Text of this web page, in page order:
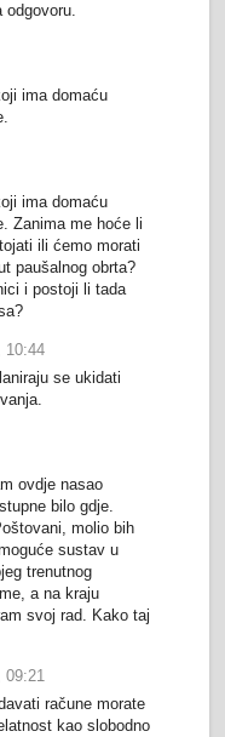
odgovoru.
ima domaću
ima domaću
Zanima me hoće li
ili ćemo morati
paušalnog obrta?
i postoji li tada
10:44
se ukidati
ovdje nasao
bilo gdje.
molio bih
sustav u
trenutnog
a na kraju
svoj rad. Kako taj
09:21
račune morate
kao slobodno